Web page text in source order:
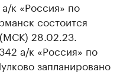
к «Россия» по
состоится
28.02.23.
а/к «Россия» по
запланировано